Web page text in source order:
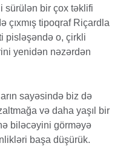
sürülən bir çox təklifi
çıxmış tipoqraf Riçardla
pisləşəndə ​​o, çirkli
yenidən nəzərdən
sayəsində biz də
və daha yaşıl bir
biləcəyini görməyə
başa düşürük.